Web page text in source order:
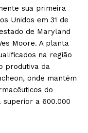
sua primeira
Unidos em 31 de
de Maryland
Moore. A planta
na região
produtiva da
onde mantém
do
superior a 600.000